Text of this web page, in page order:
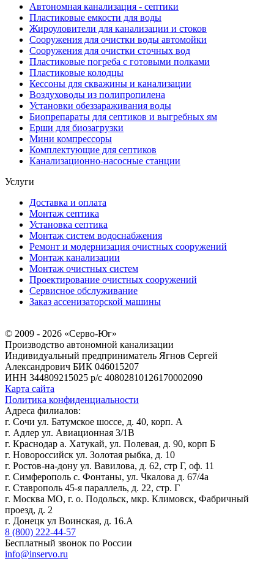
Автономная канализация - септики
Пластиковые емкости для воды
Жироуловители для канализации и стоков
Сооружения для очистки воды автомойки
Сооружения для очистки сточных вод
Пластиковые погреба с готовыми полками
Пластиковые колодцы
Кессоны для скважины и канализации
Воздуховоды из полипропилена
Установки обеззараживания воды
Биопрепараты для септиков и выгребных ям
Ерши для биозагрузки
Мини компрессоры
Комплектующие для септиков
Канализационно-насосные станции
Услуги
Доставка и оплата
Монтаж септика
Установка септика
Монтаж систем водоснабжения
Ремонт и модернизация очистных сооружений
Монтаж канализации
Монтаж очистных систем
Проектирование очистных сооружений
Сервисное обслуживание
Заказ ассенизаторской машины
© 2009 - 2026 «Серво-Юг»
Производство автономной канализации
Индивидуальный предприниматель Ягнов Сергей
Александрович БИК 046015207
ИНН 344809215025 р/с 40802810126170002090
Карта сайта
Политика конфиденциальности
Адреса филиалов:
г. Сочи ул. Батумское шоссе, д. 40, корп. А
г. Адлер ул. Авиационная 3/1В
г. Краснодар а. Хатукай, ул. Полевая, д. 90, корп Б
г. Новороссийск ул. Золотая рыбка, д. 10
г. Ростов-на-дону ул. Вавилова, д. 62, стр Г, оф. 11
г. Симферополь с. Фонтаны, ул. Чкалова д. 67/4а
г. Ставрополь 45-я параллель, д. 22, стр. Г
г. Москва МО, г. о. Подольск, мкр. Климовск, Фабричный
проезд, д. 2
г. Донецк ул Воинская, д. 16.А
8 (800) 222-44-57
Бесплатный звонок по России
info@inservo.ru